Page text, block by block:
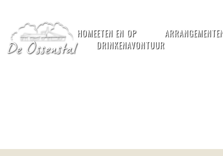
HOMEETEN EN
DRINKEN
OP
AVONTUUR